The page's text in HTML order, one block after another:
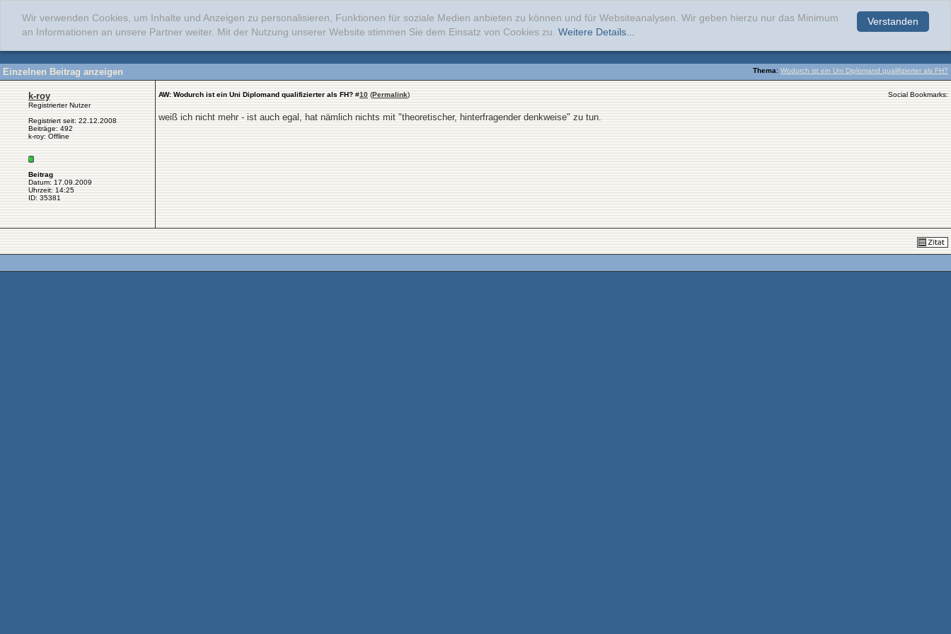
Verstanden
Wir verwenden Cookies, um Inhalte und Anzeigen zu personalisieren, Funktionen für soziale Medien anbieten zu können und für Websiteanalysen. Wir geben hierzu nur das Minimum
an Informationen an unsere Partner weiter. Mit der Nutzung unserer Website stimmen Sie dem Einsatz von Cookies zu. Weitere Details...
Thema: Wodurch ist ein Uni Diplomand qualifizierter als FH?
Einzelnen Beitrag anzeigen
k-roy
Registrierter Nutzer
Registriert seit: 22.12.2008
Beiträge: 492
k-roy: Offline
Beitrag
Datum: 17.09.2009
Uhrzeit: 14:25
ID: 35381
AW: Wodurch ist ein Uni Diplomand qualifizierter als FH? #10 (Permalink) Social Bookmarks:
weiß ich nicht mehr - ist auch egal, hat nämlich nichts mit "theoretischer, hinterfragender denkweise" zu tun.